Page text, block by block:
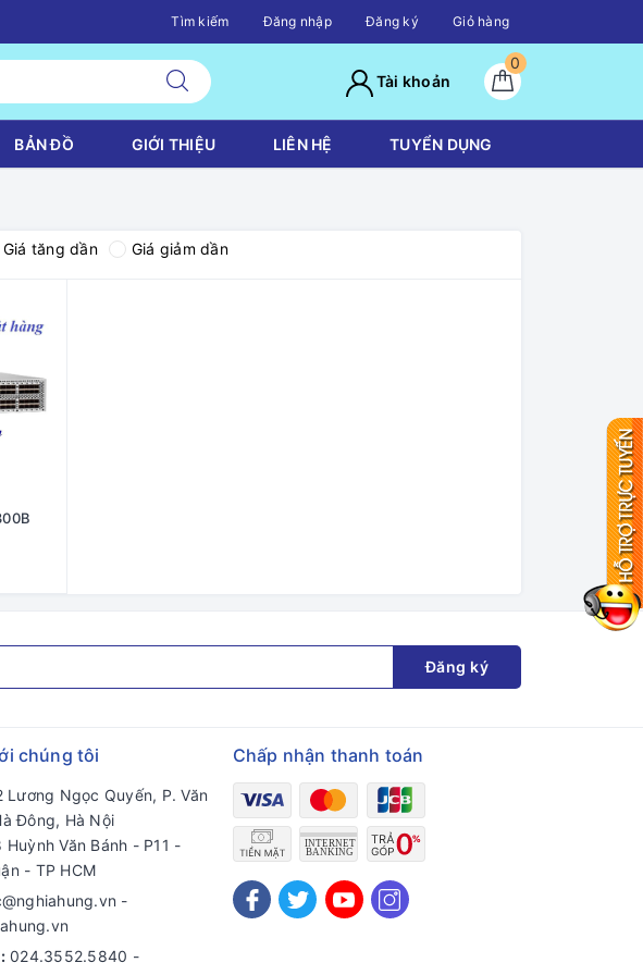
Tìm kiếm Đăng nhập Đăng ký Giỏ hàng
0
Tài khoản
BẢN ĐỒ GIỚI THIỆU LIÊN HỆ TUYỂN DỤNG
Giá tăng dần Giá giảm dần
Đăng ký
chúng tôi
Lương Ngọc Quyến, P. Văn
Đông, Hà Nội
Văn Bánh - P11 -
- TP HCM
-
024.3552.5840 -
Chấp nhận thanh toán